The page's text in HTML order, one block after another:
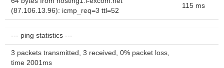
(87.106.13.96): icmp_req=3 ttl=52
115 ms
--- ping statistics ---
3 packets transmitted, 3 received, 0% packet loss,
time 2001ms